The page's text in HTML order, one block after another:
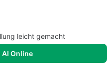
leicht gemacht
AI Online